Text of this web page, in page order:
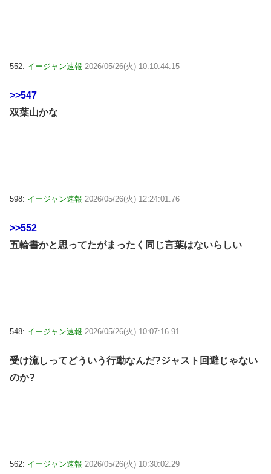
552: イージャン速報 2026/05/26(火) 10:10:44.15
>>547
双葉山かな
598: イージャン速報 2026/05/26(火) 12:24:01.76
>>552
五輪書かと思ってたがまったく同じ言葉はないらしい
548: イージャン速報 2026/05/26(火) 10:07:16.91
受け流しってどういう行動なんだ?ジャスト回避じゃない
のか?
562: イージャン速報 2026/05/26(火) 10:30:02.29